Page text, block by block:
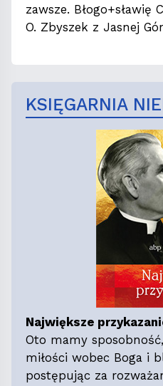
zawsze. Błogo+sławię
O. Zbyszek z Jasnej
KSIĘGARNIA
Największe
Oto mamy
miłości wobec Boga i
postępując za